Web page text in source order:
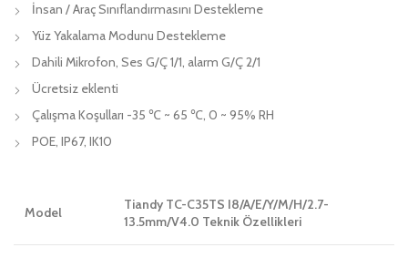
İnsan / Araç Sınıflandırmasını Destekleme
Yüz Yakalama Modunu Destekleme
Dahili Mikrofon, Ses G/Ç 1/1, alarm G/Ç 2/1
Ücretsiz eklenti
Çalışma Koşulları -35 ℃ ~ 65 ℃, 0 ~ 95% RH
POE, IP67, IK10
Model
Tiandy TC-C35TS I8/A/E/Y/M/H/2.7-
13.5mm/V4.0 Teknik Özellikleri